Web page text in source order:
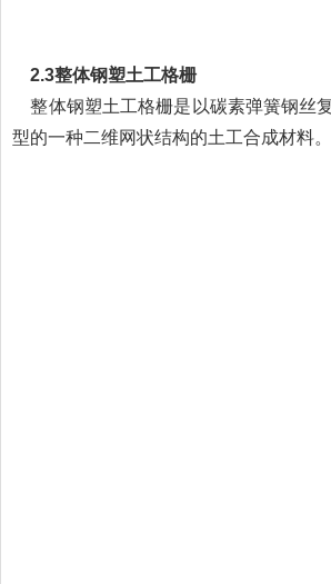
2.3整体钢塑土工格栅
整体钢塑土工格栅是以碳素弹簧钢丝
型的一种二维网状结构的土工合成材料。